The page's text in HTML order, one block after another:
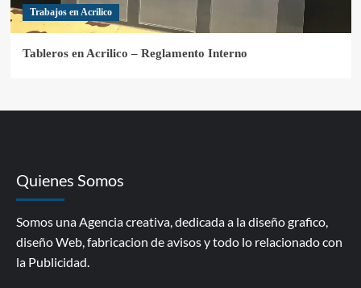
Trabajos en Acrilico
Tableros en Acrilico – Reglamento Interno
Quienes Somos
Somos una Agencia creativa, dedicada a la diseño grafico,
diseño Web, fabricacion de avisos y todo lo relacionado con
la Publicidad.